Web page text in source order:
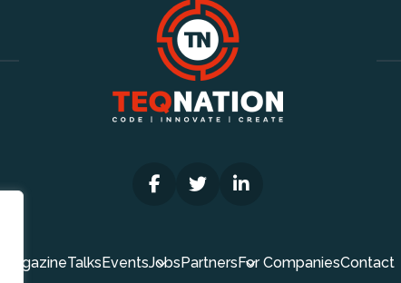
MagazineTalksEventsJobsPartnersFor CompaniesContact